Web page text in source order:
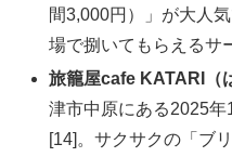
間3,000円）」が大人
場で捌いてもらえるサ
旅籠屋cafe KATARI（
津市中原にある2025
[14]。サクサクの「ブ